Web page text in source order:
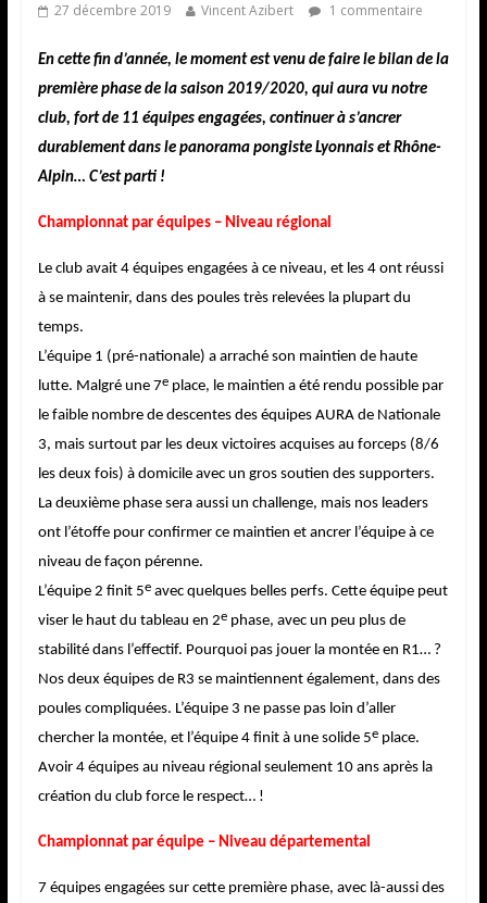
27 décembre 2019 Vincent Azibert 1 commentaire
En cette fin d’année, le moment est venu de faire le bilan de la
première phase de la saison 2019/2020, qui aura vu notre
club, fort de 11 équipes engagées, continuer à s’ancrer
durablement dans le panorama pongiste Lyonnais et Rhône-
Alpin… C’est parti !
Championnat par équipes – Niveau régional
Le club avait 4 équipes engagées à ce niveau, et les 4 ont réussi
à se maintenir, dans des poules très relevées la plupart du
temps.
L’équipe 1 (pré-nationale) a arraché son maintien de haute
lutte. Malgré une 7eplace, le maintien a été rendu possible par
le faible nombre de descentes des équipes AURA de Nationale
3, mais surtout par les deux victoires acquises au forceps (8/6
les deux fois) à domicile avec un gros soutien des supporters.
La deuxième phase sera aussi un challenge, mais nos leaders
ont l’étoffe pour confirmer ce maintien et ancrer l’équipe à ce
niveau de façon pérenne.
L’équipe 2 finit 5eavec quelques belles perfs. Cette équipe peut
viser le haut du tableau en 2ephase, avec un peu plus de
stabilité dans l’effectif. Pourquoi pas jouer la montée en R1… ?
Nos deux équipes de R3 se maintiennent également, dans des
poules compliquées. L’équipe 3 ne passe pas loin d’aller
chercher la montée, et l’équipe 4 finit à une solide 5eplace.
Avoir 4 équipes au niveau régional seulement 10 ans après la
création du club force le respect… !
Championnat par équipe – Niveau départemental
7 équipes engagées sur cette première phase, avec là-aussi des